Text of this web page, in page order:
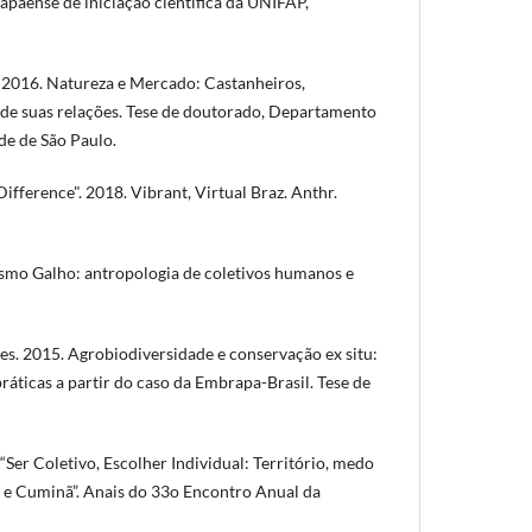
Natureza e Mercado: Castanheiros,
suas relações. Tese de doutorado, Departamento
de São Paulo.
2018. Vibrant, Virtual Braz. Anthr.
Galho: antropologia de coletivos humanos e
2015. Agrobiodiversidade e conservação ex situ:
a partir do caso da Embrapa-Brasil. Tese de
Coletivo, Escolher Individual: Território, medo
Cuminã”. Anais do 33o Encontro Anual da